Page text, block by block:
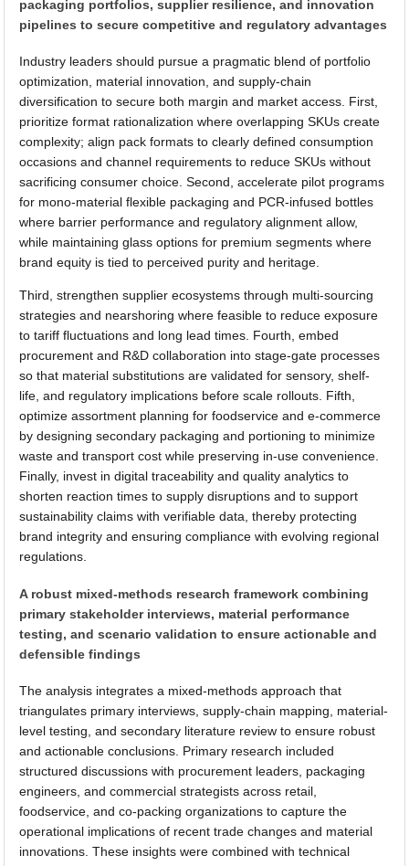
packaging portfolios, supplier resilience, and innovation
pipelines to secure competitive and regulatory advantages
Industry leaders should pursue a pragmatic blend of portfolio
optimization, material innovation, and supply-chain
diversification to secure both margin and market access. First,
prioritize format rationalization where overlapping SKUs create
complexity; align pack formats to clearly defined consumption
occasions and channel requirements to reduce SKUs without
sacrificing consumer choice. Second, accelerate pilot programs
for mono-material flexible packaging and PCR-infused bottles
where barrier performance and regulatory alignment allow,
while maintaining glass options for premium segments where
brand equity is tied to perceived purity and heritage.
Third, strengthen supplier ecosystems through multi-sourcing
strategies and nearshoring where feasible to reduce exposure
to tariff fluctuations and long lead times. Fourth, embed
procurement and R&D collaboration into stage-gate processes
so that material substitutions are validated for sensory, shelf-
life, and regulatory implications before scale rollouts. Fifth,
optimize assortment planning for foodservice and e-commerce
by designing secondary packaging and portioning to minimize
waste and transport cost while preserving in-use convenience.
Finally, invest in digital traceability and quality analytics to
shorten reaction times to supply disruptions and to support
sustainability claims with verifiable data, thereby protecting
brand integrity and ensuring compliance with evolving regional
regulations.
A robust mixed-methods research framework combining
primary stakeholder interviews, material performance
testing, and scenario validation to ensure actionable and
defensible findings
The analysis integrates a mixed-methods approach that
triangulates primary interviews, supply-chain mapping, material-
level testing, and secondary literature review to ensure robust
and actionable conclusions. Primary research included
structured discussions with procurement leaders, packaging
engineers, and commercial strategists across retail,
foodservice, and co-packing organizations to capture the
operational implications of recent trade changes and material
innovations. These insights were combined with technical